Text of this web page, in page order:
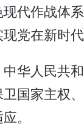
代作战体
党在新时代
华人民共
国家主权
。